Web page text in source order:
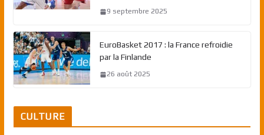
9 septembre 2025
EuroBasket 2017 : la France refroidie
par la Finlande
26 août 2025
CULTURE